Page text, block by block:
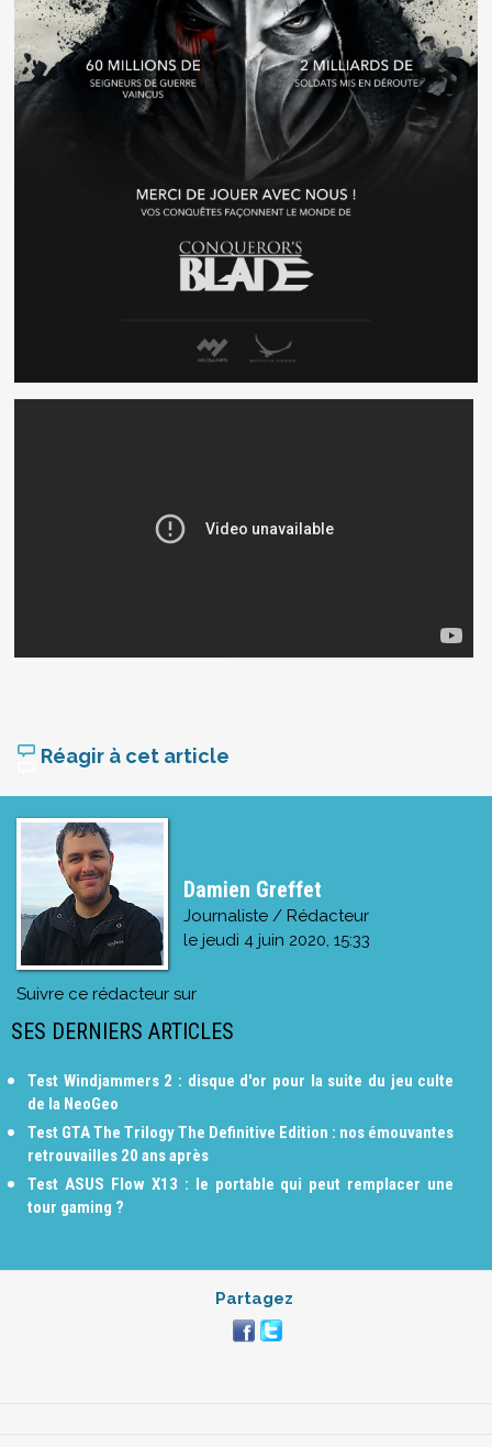
Réagir à cet article
Damien Greffet
Journaliste / Rédacteur
le jeudi 4 juin 2020, 15:33
Suivre ce rédacteur sur
SES DERNIERS ARTICLES
Test Windjammers 2 : disque d'or pour la suite du jeu culte
de la NeoGeo
Test GTA The Trilogy The Definitive Edition : nos émouvantes
retrouvailles 20 ans après
Test ASUS Flow X13 : le portable qui peut remplacer une
tour gaming ?
Partagez